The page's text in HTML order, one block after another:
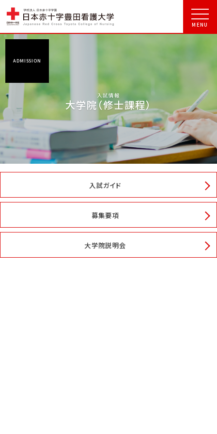
ADMISSION
入試情報
大学院（修士課程）
入試ガイド
募集要項
大学院説明会